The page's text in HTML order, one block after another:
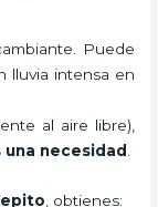
Puede
lluvia intensa en
al aire libre),
necesidad
, obtienes: